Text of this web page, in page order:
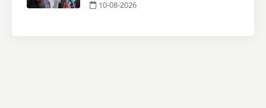
10-08-2026